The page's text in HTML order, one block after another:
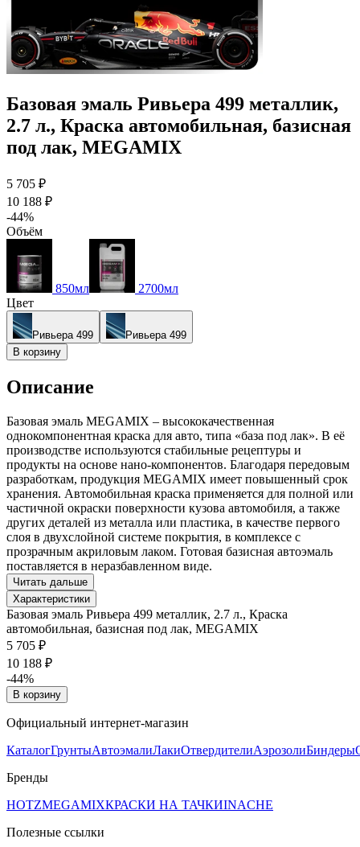
Базовая эмаль Ривьера 499 металлик,
2.7 л., Краска автомобильная, базисная
под лак, MEGAMIX
5 705 ₽
10 188 ₽
-44%
Объём
850мл
2700мл
Цвет
Ривьера 499
Ривьера 499
В корзину
Описание
Базовая эмаль MEGAMIX – высококачественная
однокомпонентная краска для авто, типа «база под лак». В её
производстве используются стабильные рецептуры и
продукты на основе нано-компонентов. Благодаря передовым
разработкам, продукция MEGAMIX имеет повышенный срок
хранения. Автомобильная краска применяется для полной или
частичной окраски поверхности кузова автомобиля, а также
других деталей из металла или пластика, в качестве первого
слоя в двухслойной системе покрытия, в комплексе с
прозрачным акриловым лаком. Готовая базисная автоэмаль
поставляется в неразбавленном виде.
Читать дальше
Характеристики
Базовая эмаль Ривьера 499 металлик, 2.7 л., Краска
автомобильная, базисная под лак, MEGAMIX
5 705 ₽
10 188 ₽
-44%
В корзину
Официальный интернет-магазин
КаталогГрунтыАвтоэмалиЛакиОтвердителиАэрозолиБиндеры
Бренды
HOTZMEGAMIXКРАСКИ НА ТАЧКИINACHE
Полезные ссылки